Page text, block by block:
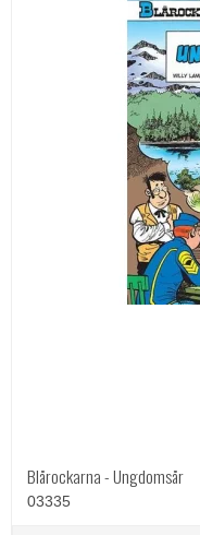
Blårockarna - Ungdomsår
03335